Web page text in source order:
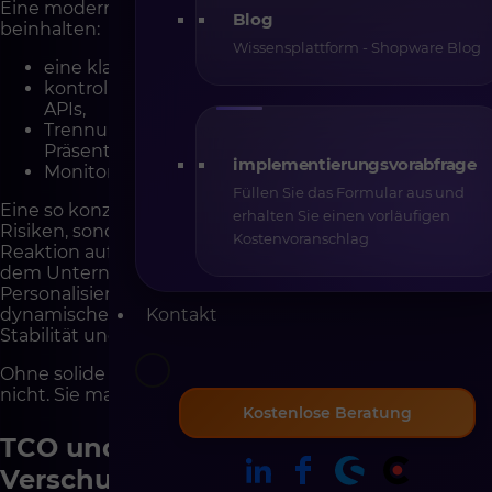
Blog
Wissensplattform - Shopware Blog
implementierungsvorabfrage
Füllen Sie das Formular aus und
erhalten Sie einen vorläufigen
Kostenvoranschlag
Kontakt
Kostenlose Beratung
Eine moderne Shopware-Implementierung sollte
beinhalten:
eine klar definierte Integrationsschicht,
kontrollierte und dokumentierte Nutzung von
APIs,
Trennung von Geschäftslogik und
Präsentationsschicht,
Monitoring der Datenflüsse.
Eine so konzipierte Architektur reduziert nicht nur
Risiken, sondern ermöglicht auch eine schnellere
Reaktion auf Marktveränderungen. Im Jahr 2026, in
dem Unternehmen zunehmend KI für
Personalisierung, Nachfrageprognosen oder
dynamische Preisgestaltung einsetzen, werden
Stabilität und Datenverfügbarkeit entscheidend.
Ohne solide Architektur beschleunigt KI das Geschäft
nicht. Sie macht lediglich Schwächen sichtbar.
TCO und technologische
Verschuldung – die versteckten